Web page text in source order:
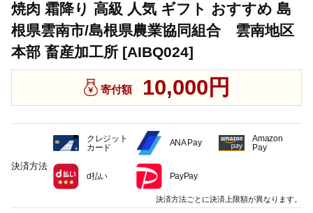
焼肉 霜降り 高級 人気 ギフト おすすめ 島
根県雲南市/島根県農業協同組合 雲南地区
本部 畜産加工所 [AIBQ024]
寄付額 10,000円
決済方法
クレジット
カード
ANA Pay
Amazon
Pay
d払い PayPay
決済方法ごとに決済上限額が異なります。